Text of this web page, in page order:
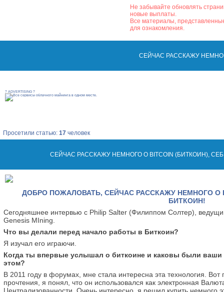
Не забывайте обновлять
новые выплаты.
Все материалы,
для ознакомления.
СЕЙЧАС РАССКАЖУ
? ADVERTISING ?
Просетили статью: 17 человек
СЕЙЧАС РАССКАЖУ НЕМНОГО О BITCOIN (БИТКОИН),
ДОБРО ПОЖАЛОВАТЬ, СЕЙЧАС РАССКАЖУ НЕМНОГО О
БИТКОИН!
Сегодняшнее интервью с Philip Salter (Филиппом Солтер),
Genesis MIning.
Что вы делали перед начало работы в Биткоин?
Я изучал его играючи.
Когда ты впервые услышал о биткоине и каковы были
этом?
В 2011 году в форумах, мне стала интересна эта технология.
прочтения, я понял, что он использовался как электронная